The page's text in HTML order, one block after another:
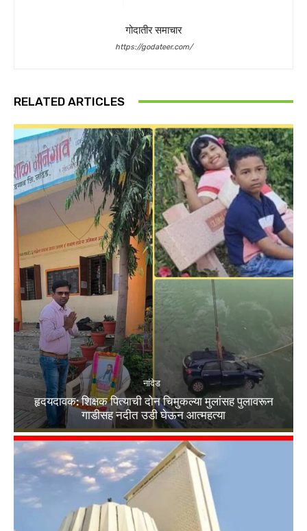
गोदातीर समाचार
https://godateer.com/
RELATED ARTICLES
नांदेड
हृदयदावक: शिक्षक पित्याची दोन चिमुकल्या मुलांसह पुलावरून
गाडीसह नदीत उडी घेऊन आत्महत्या